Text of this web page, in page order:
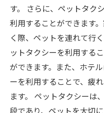
す。 さらに、ペットタク
利用することができます
く際、ペットを連れて行
ットタクシーを利用する
ができます。また、ホテ
ーを利用することで、疲
ます。 ペットタクシーは
段であり、ペットを大切